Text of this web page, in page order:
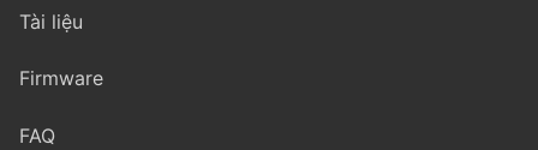
Tài liệu
Firmware
FAQ